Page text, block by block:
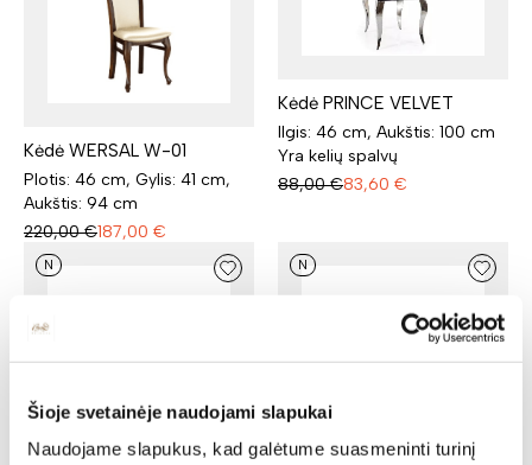
Šioje svetainėje naudojami slapukai
Naudojame slapukus, kad galėtume suasmeninti turinį
Kėdė WERSAL W-01
Plotis: 46 cm, Gylis: 41 cm,
Aukštis: 94 cm
220,00 €187,00 €
Kėdė PRINCE VELVET
Ilgis: 46 cm, Aukštis: 100 cm
Yra kelių spalvų
88,00 €83,60 €
N N